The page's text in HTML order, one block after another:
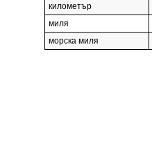
километър
миля
морска миля